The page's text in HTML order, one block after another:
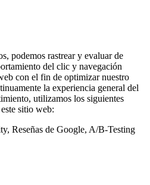
podemos rastrear y evaluar de
del clic y navegación
con el fin de optimizar nuestro
la experiencia general del
utilizamos los siguientes
sitio web:
Reseñas de Google, A/B-Testing